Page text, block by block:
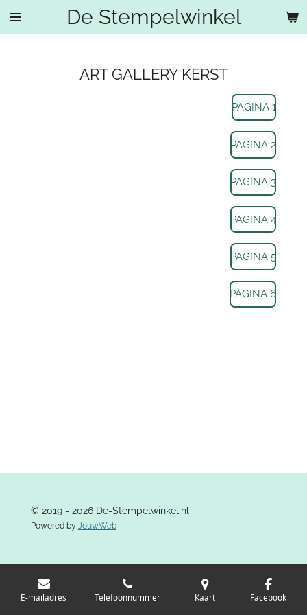
Ga
De Stempelwinkel
ART GALLERY KERST
PAGINA 1
PAGINA 2
PAGINA 3
PAGINA 4
PAGINA 5
PAGINA 6
© 2019 - 2026 De-Stempelwinkel.nl
Powered by JouwWeb
E-mailadres Telefoonnummer Kaart Facebook